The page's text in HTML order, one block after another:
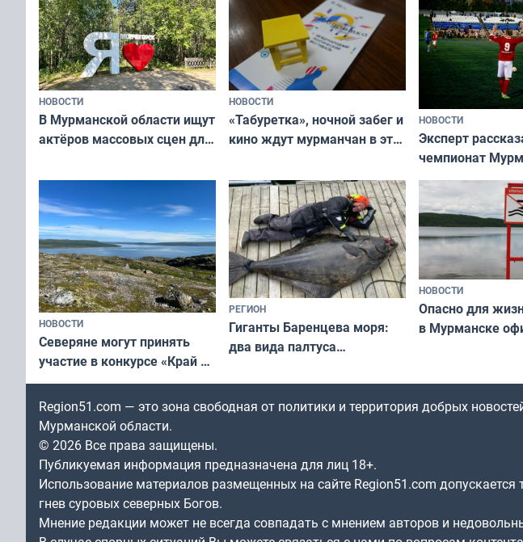
НОВОСТИ
В Мурманской области ищут
актёров массовых сцен для
короткометражном фильме
НОВОСТИ
«Табуретка», ночной забег и
кино ждут мурманчан в эти
НОВОСТИ
Эксперт
чемпионат
области по
незамеченным
НОВОСТИ
Северяне могут принять
участие в конкурсе «Край у
северной границы: фотогид
по Печенгскому округу»
РЕГИОН
Гиганты Баренцева моря:
два вида палтуса
НОВОСТИ
Опасно для
в Мурманске
Region51.com — это зона свободная от политики и территория добрых
Мурманской области.
© 2026 Все права защищены.
Публикуемая информация предназначена для лиц 18+.
Использование материалов размещенных на сайте Region51.com
гнев суровых северных Богов.
Мнение редакции может не всегда совпадать с мнением авторов и